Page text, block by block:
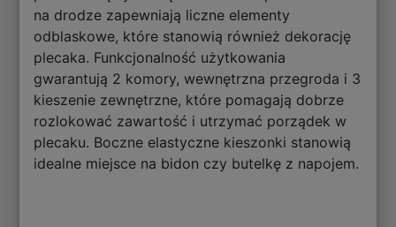
na drodze zapewniają liczne elementy
odblaskowe, które stanowią również dekorację
plecaka. Funkcjonalność użytkowania
gwarantują 2 komory, wewnętrzna przegroda i 3
kieszenie zewnętrzne, które pomagają dobrze
rozlokować zawartość i utrzymać porządek w
plecaku. Boczne elastyczne kieszonki stanowią
idealne miejsce na bidon czy butelkę z napojem.